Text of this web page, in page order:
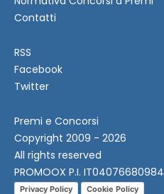
Contatti
RSS
Facebook
Twitter
Premi e Concorsi
Copyright 2009 - 2026
All rights reserved
PROMOOX P.I. IT04076680984
Privacy Policy Cookie Policy